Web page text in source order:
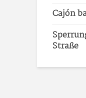
Cajón
Straße